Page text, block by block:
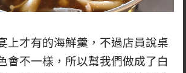
上才有的海鮮羹，不過店員說桌
會不一樣，所以幫我們做成了白